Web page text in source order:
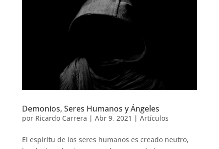
Demonios, Seres Humanos y Ángeles
por Ricardo Carrera | Abr 9, 2021 | Artículos
El espíritu de los seres humanos es creado neutro,